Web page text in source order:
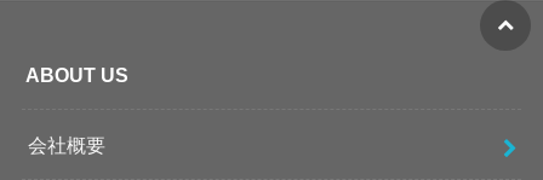
ABOUT US
会社概要